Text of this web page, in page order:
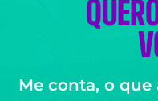
Me conta, o que